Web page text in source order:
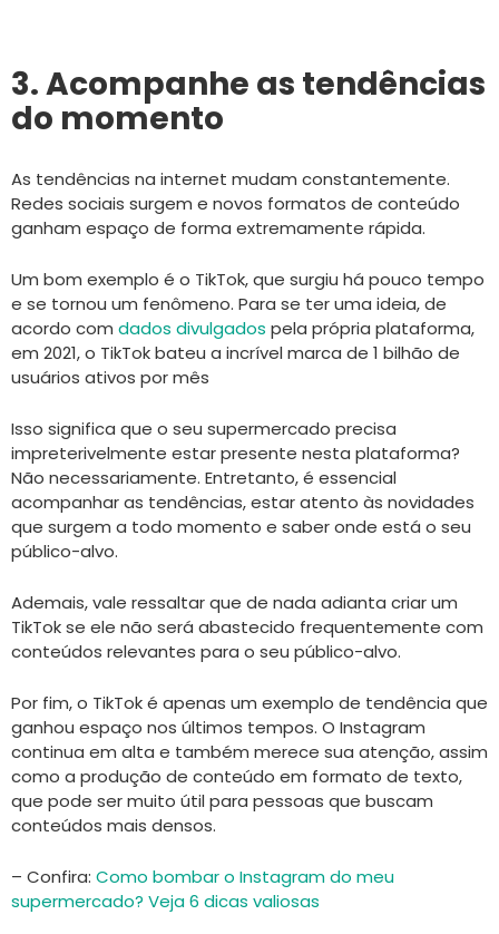
3. Acompanhe as tendências
do momento
As tendências na internet mudam constantemente.
Redes sociais surgem e novos formatos de conteúdo
ganham espaço de forma extremamente rápida.
Um bom exemplo é o TikTok, que surgiu há pouco tempo
e se tornou um fenômeno. Para se ter uma ideia, de
acordo com dados divulgados pela própria plataforma,
em 2021, o TikTok bateu a incrível marca de 1 bilhão de
usuários ativos por mês
Isso significa que o seu supermercado precisa
impreterivelmente estar presente nesta plataforma?
Não necessariamente. Entretanto, é essencial
acompanhar as tendências, estar atento às novidades
que surgem a todo momento e saber onde está o seu
público-alvo.
Ademais, vale ressaltar que de nada adianta criar um
TikTok se ele não será abastecido frequentemente com
conteúdos relevantes para o seu público-alvo.
Por fim, o TikTok é apenas um exemplo de tendência que
ganhou espaço nos últimos tempos. O Instagram
continua em alta e também merece sua atenção, assim
como a produção de conteúdo em formato de texto,
que pode ser muito útil para pessoas que buscam
conteúdos mais densos.
– Confira: Como bombar o Instagram do meu
supermercado? Veja 6 dicas valiosas